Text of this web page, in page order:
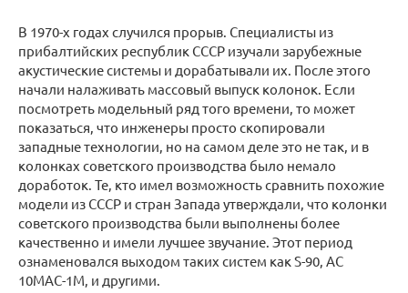
В 1970-х годах случился прорыв. Специалисты из
прибалтийских республик СССР изучали зарубежные
акустические системы и дорабатывали их. После этого
начали налаживать массовый выпуск колонок. Если
посмотреть модельный ряд того времени, то может
показаться, что инженеры просто скопировали
западные технологии, но на самом деле это не так, и в
колонках советского производства было немало
доработок. Те, кто имел возможность сравнить похожие
модели из СССР и стран Запада утверждали, что колонки
советского производства были выполнены более
качественно и имели лучшее звучание. Этот период
ознаменовался выходом таких систем как S-90, АС
10МАС-1М, и другими.